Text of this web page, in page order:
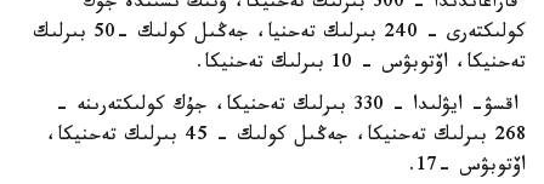
كولىكتەرى - 240 بىرلىك تەحنيا، جەڭىل كولىك -50 بىرلىك
تەحنيكا، اۆتوبۋس - 10 بىرلىك تەحنيكا.
اقسۋ- ايۋلىدا - 330 بىرلىك تەحنيكا، جۇك كولىكتەرىنە -
268 بىرلىك تەحنيكا، جەڭىل كولىك - 45 بىرلىك تەحنيكا،
اۆتوبۋس -17.